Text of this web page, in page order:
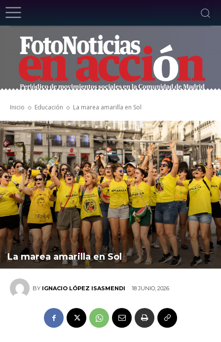
Inicio Educación La marea amarilla en Sol
La marea amarilla en Sol
BY IGNACIO LÓPEZ ISASMENDI 18 JUNIO, 2026